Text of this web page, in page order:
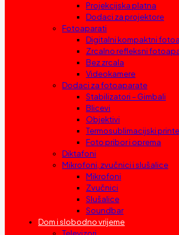
Projekcijska platna
Dodaci za projektore
Fotoaparati
Digitalni kompaktni
Zrcalno refleksni
Bez zrcala
Videokamere
Dodaci za fotoaparate
Stabilizatori – Gimbali
Blicevi
Objektivi
Termosublimacijski
Foto pribor i oprema
Diktafoni
Mikrofoni, zvučnici i slušalice
Mikrofoni
Zvučnici
Slušalice
Soundbar
Dom i slobodno vrijeme